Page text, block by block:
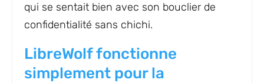
qui se sentait bien avec son bouclier de
confidentialité sans chichi.
LibreWolf fonctionne
simplement pour la